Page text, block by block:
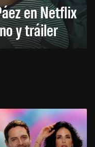
en Netflix
y tráiler